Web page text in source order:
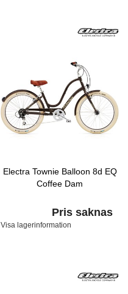
Electra Townie Balloon 8d EQ
Coffee Dam
Pris saknas
Visa lagerinformation